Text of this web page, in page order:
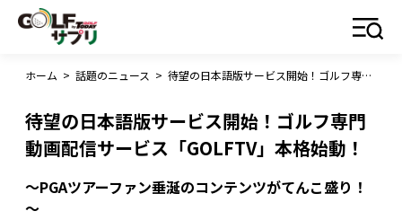
ホーム > 話題のニュース > 待望の日本語版サービス開始！ゴルフ専門動画配信サービス「GOLFTV」本格始動！
待望の日本語版サービス開始！ゴルフ専門
動画配信サービス「GOLFTV」本格始動！
～PGAツアーファン垂涎のコンテンツがてんこ盛り！
～